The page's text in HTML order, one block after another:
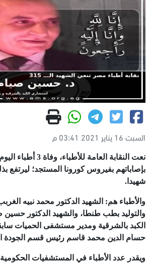
السبت 16 يناير 2021 03:41 م
نعت النقابة العامة
شهيدا.
والأطباء هم: الشهيد الدكتور محمد نبيه
والتوليد بطب طنطا، والشهيد الدكتور
الكبد بالشرقية ومدير مستشفى الحميات
حسام الدين محمد قاسم رئيس قسم الجودة
ويقدر عدد الأطباء في المستشفيات